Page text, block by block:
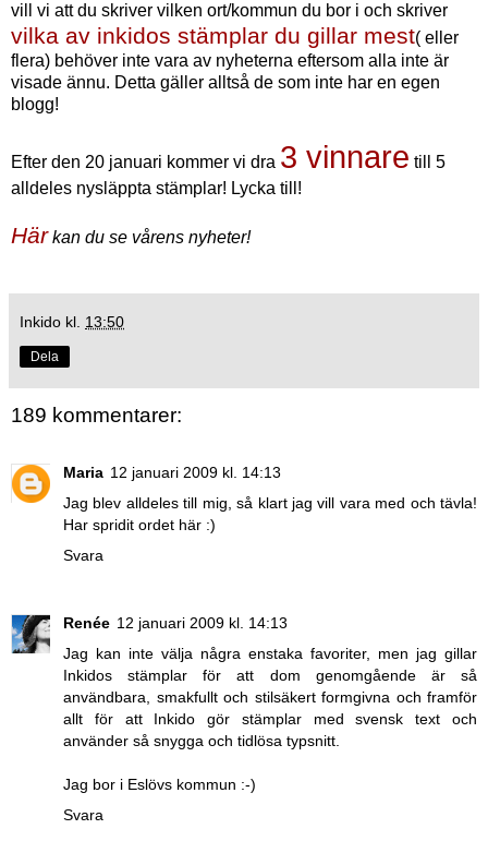
vill vi att du skriver vilken ort/kommun du bor i och skriver
vilka av inkidos stämplar du gillar mest( eller
flera) behöver inte vara av nyheterna eftersom alla inte är
visade ännu. Detta gäller alltså de som inte har en egen
blogg!
Efter den 20 januari kommer vi dra 3 vinnare till 5
alldeles nysläppta stämplar! Lycka till!
Härkan du se vårens nyheter!
Inkido kl. 13:50
Dela
189 kommentarer:
Maria 12 januari 2009 kl. 14:13
Jag blev alldeles till mig, så klart jag vill vara med och tävla!
Har spridit ordet här :)
Svara
Renée 12 januari 2009 kl. 14:13
Jag kan inte välja några enstaka favoriter, men jag gillar
Inkidos stämplar för att dom genomgående är så
användbara, smakfullt och stilsäkert formgivna och framför
allt för att Inkido gör stämplar med svensk text och
använder så snygga och tidlösa typsnitt.
Jag bor i Eslövs kommun :-)
Svara